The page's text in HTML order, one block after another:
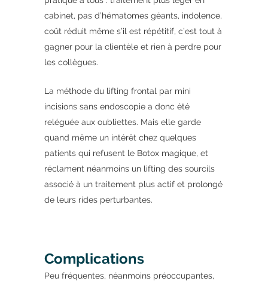
cabinet, pas d’hématomes géants, indolence,
coût réduit même s’il est répétitif, c’est tout à
gagner pour la clientèle et rien à perdre pour
les collègues.
La méthode du lifting frontal par mini
incisions sans endoscopie a donc été
reléguée aux oubliettes. Mais elle garde
quand même un intérêt chez quelques
patients qui refusent le Botox magique, et
réclament néanmoins un lifting des sourcils
associé à un traitement plus actif et prolongé
de leurs rides perturbantes.
Complications
Peu fréquentes, néanmoins préoccupantes,